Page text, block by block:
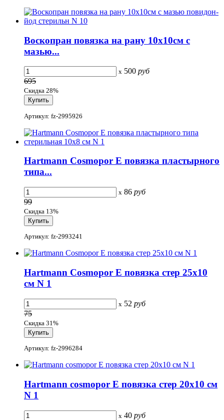
Воскопран повязка на рану 10х10см с
мазью...
x 500 руб
695
Скидка 28%
Артикул: fz-2995926
Hartmann Cosmopor Е повязка пластырного
типа...
x 86 руб
99
Скидка 13%
Артикул: fz-2993241
Hartmann Cosmopor E повязка стер 25х10
см N 1
x 52 руб
75
Скидка 31%
Артикул: fz-2996284
Hartmann cosmopor E повязка стер 20х10 см
N 1
x 40 руб